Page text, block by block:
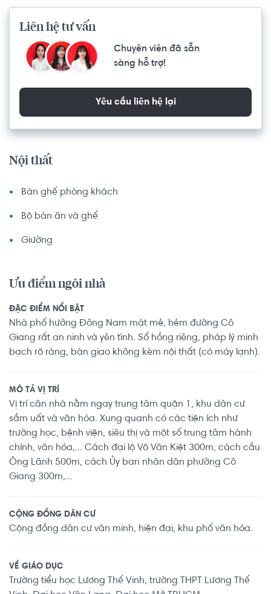
Liên hệ tư vấn
Chuyên viên đã sẵn
sàng hỗ trợ!
Yêu cầu liên hệ lại
Nội thất
Bàn ghế phòng khách
Bộ bàn ăn và ghế
Giường
Ưu điểm ngôi nhà
ĐẶC ĐIỂM NỔI BẬT
Nhà phố hướng Đông Nam mát mẻ, hẻm đường Cô
Giang rất an ninh và yên tĩnh. Sổ hồng riêng, pháp lý minh
bạch rõ ràng, bàn giao không kèm nội thất (có máy lạnh).
MÔ TẢ VỊ TRÍ
Vị trí căn nhà nằm ngay trung tâm quận 1, khu dân cư
sầm uất và văn hóa. Xung quanh có các tiện ích như
trường học, bệnh viện, siêu thị và một số trung tâm hành
chính, văn hóa,... Cách đại lộ Võ Văn Kiệt 300m, cách cầu
Ông Lãnh 500m, cách Ủy ban nhân dân phường Cô
Giang 300m,...
CỘNG ĐỒNG DÂN CƯ
Cộng đồng dân cư văn minh, hiện đại, khu phố văn hóa.
VỀ GIÁO DỤC
Trường tiểu học Lương Thế Vinh, trường THPT Lương Thế